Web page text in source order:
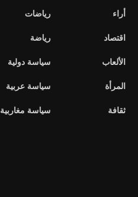
أراء
اقتصاد
الألعاب
المرأة
ثقافة
رياضات
رياضة
سياسة دولية
سياسة عربية
سياسة مغاربية